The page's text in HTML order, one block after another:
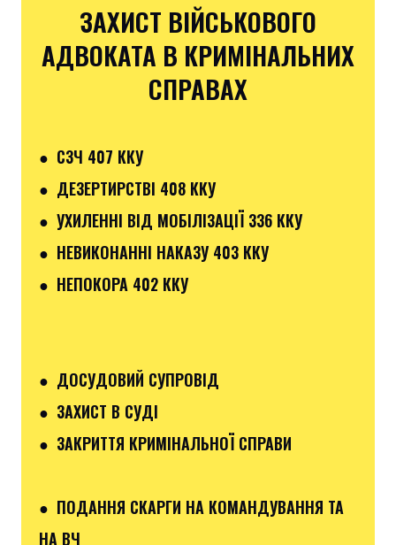
ЗАХИСТ ВІЙСЬКОВОГО
АДВОКАТА В КРИМІНАЛЬНИХ
СПРАВАХ
● СЗЧ 407 ККУ
● ДЕЗЕРТИРСТВІ 408 ККУ
● УХИЛЕННІ ВІД МОБІЛІЗАЦІЇ 336 ККУ
● НЕВИКОНАННІ НАКАЗУ 403 ККУ
● НЕПОКОРА 402 ККУ
● ДОСУДОВИЙ СУПРОВІД
● ЗАХИСТ В СУДІ
● ЗАКРИТТЯ КРИМІНАЛЬНОЇ СПРАВИ
● ПОДАННЯ СКАРГИ НА КОМАНДУВАННЯ ТА
НА ВЧ